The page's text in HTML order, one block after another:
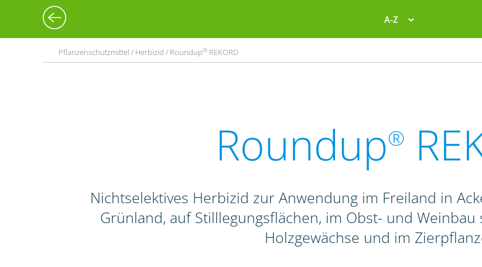
A-Z
Pflanzenschutzmittel / Herbizid / Roundup® REKORD
Roundup®
Nichtselektives Herbizid zur Anwendung im Freiland in
Grünland, auf Stilllegungsflächen, im Obst- und
Holzgewächse und im